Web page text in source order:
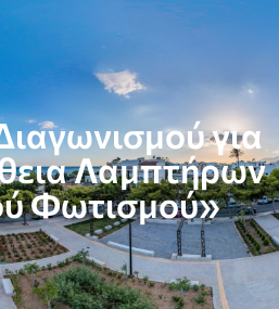
για
Λαμπτήρων
Φωτισμού»